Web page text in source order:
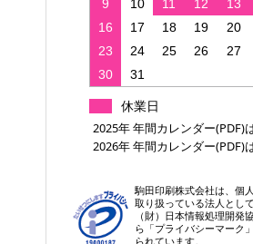
9
10 11 12 13
16
17 18 19 20
23
24 25 26 27
30
31
休業日
2025年 年間カレンダー(PDF)
2026年 年間カレンダー(PDF)
駒田印刷株式会社は、個
取り扱っている法人として
（財）日本情報処理開発
ら「プライバシーマーク
られています。